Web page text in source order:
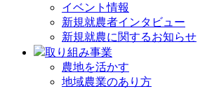
イベント情報
新規就農者インタビュー
新規就農に関するお知らせ
取り組み事業
農地を活かす
地域農業のあり方